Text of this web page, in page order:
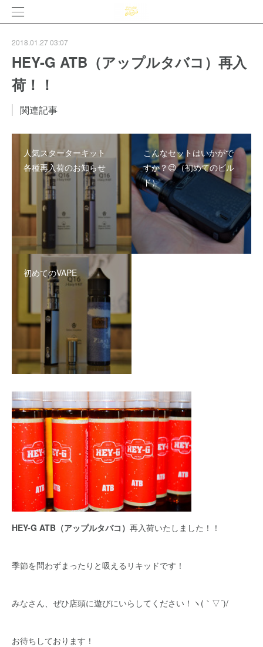
2018.01.27 03:07
HEY-G ATB（アップルタバコ）再入
荷！！
関連記事
人気スターターキット
各種再入荷のお知らせ
こんなセットはいかがで
すか？😉（初めてのビル
ド）
初めてのVAPE
HEY-G ATB（アップルタバコ） 再入荷いたしました！！
季節を問わずまったりと吸えるリキッドです！
みなさん、ぜひ店頭に遊びにいらしてください！ヽ(｀▽´)/
お待ちしております！